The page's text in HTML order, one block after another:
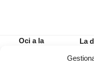
Oci a la
next
La